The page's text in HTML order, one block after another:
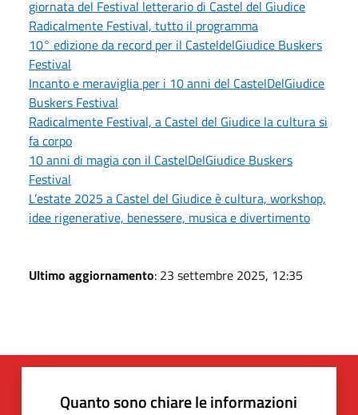
giornata del Festival letterario di Castel del Giudice
Radicalmente Festival, tutto il programma
10° edizione da record per il CasteldelGiudice Buskers
Festival
Incanto e meraviglia per i 10 anni del CastelDelGiudice
Buskers Festival
Radicalmente Festival, a Castel del Giudice la cultura si
fa corpo
10 anni di magia con il CastelDelGiudice Buskers
Festival
L’estate 2025 a Castel del Giudice è cultura, workshop,
idee rigenerative, benessere, musica e divertimento
Ultimo aggiornamento: 23 settembre 2025, 12:35
Quanto sono chiare le informazioni